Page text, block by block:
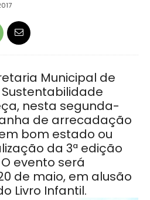
Municipal de
nesta segunda-
de arrecadação
bom estado ou
da 3ª edição
evento será
de maio, em alusão
Livro Infantil.